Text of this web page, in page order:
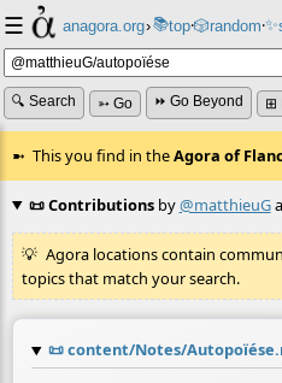
☰ anagora.org›📚top⸱🎲️random⸱✨
🔍 Search ➳ Go ⏩ Go Beyond ⊞
This you find in theAgora of
📜 Contributionsby@matthieuG
Agora locations contain
topics that match your search.
📜content/Notes/